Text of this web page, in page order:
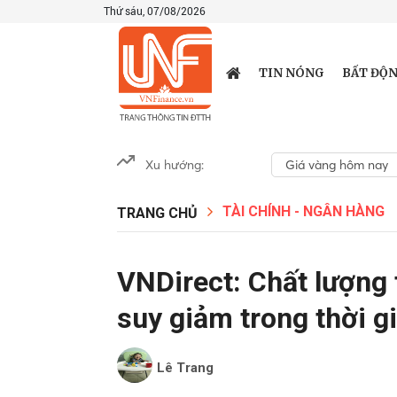
Thứ sáu, 07/08/2026
TIN NÓNG BẤT
Xu hướng: Giá vàng hôm nay
TRANG CHỦ TÀI CHÍNH - NGÂN HÀNG
VNDirect: Chất
suy giảm trong thời
Lê Trang